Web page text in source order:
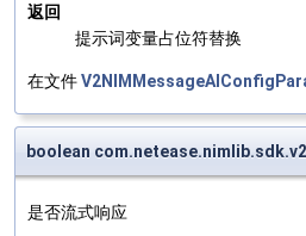
返回
提示词变量占位符替换
在文件
boolean
是否流式响应